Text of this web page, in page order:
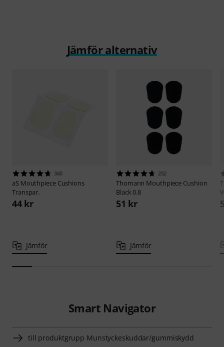
Jämför alternativ
360
aS Mouthpiece Cushions
Transpar.
44 kr
Jämför
252
Thomann Mouthpiece Cushion
Black 0.8
51 kr
Jämför
Smart Navigator
till produktgrupp Munstyckeskuddar/gummiskydd